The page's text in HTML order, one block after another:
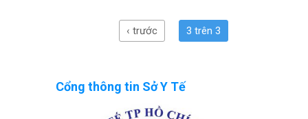
‹ trước 3 trên 3
Cổng thông tin Sở Y Tế